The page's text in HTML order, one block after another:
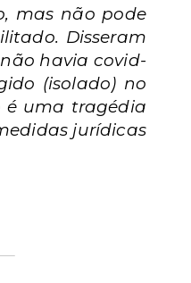
mas não pode
Disseram
havia covid-
(isolado) no
é uma tragédia
jurídicas